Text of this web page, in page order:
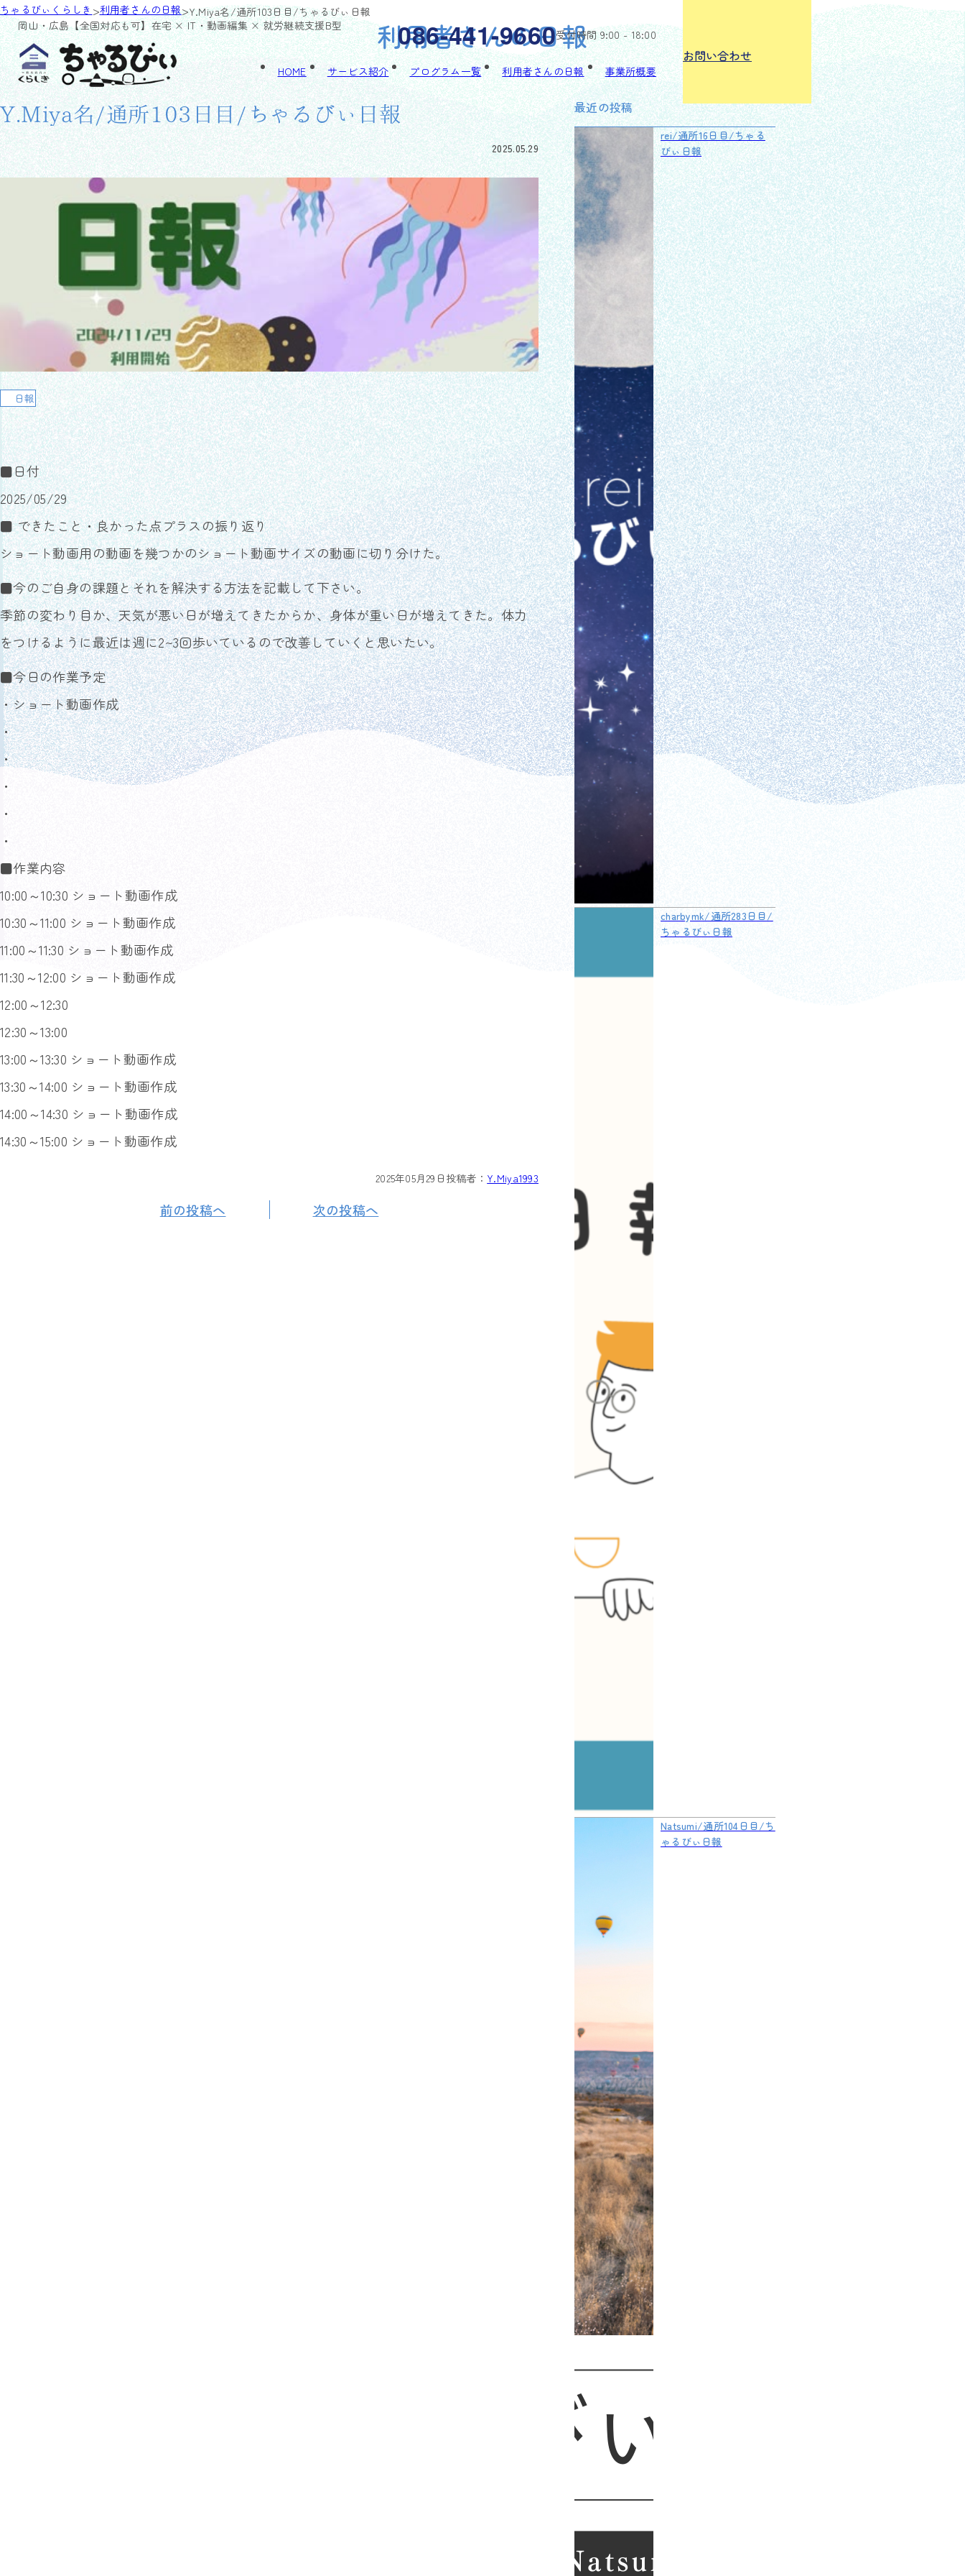
岡山・広島【全国対応も可】在宅 × IT・動画編集 × 就労継続支援B型 086-441-9660受付時間 9:00 - 18:00
HOME サービス紹介 プログラム一覧 利用者さんの日報 事業所概要
お問い合わせ
ちゃるびぃくらしき>利用者さんの日報>Y.Miya名/通所103日目/ちゃるびぃ日報
利用者さんの日報
Y.Miya名/通所103日目/ちゃるびぃ日報
2025.05.29
日報
■日付
2025/05/29
■ できたこと・良かった点プラスの振り返り
ショート動画用の動画を幾つかのショート動画サイズの動画に切り分けた。
■今のご自身の課題とそれを解決する方法を記載して下さい。
季節の変わり目か、天気が悪い日が増えてきたからか、身体が重い日が増えてきた。体力
をつけるように最近は週に2~3回歩いているので改善していくと思いたい。
■今日の作業予定
・ショート動画作成
・
・
・
・
・
■作業内容
10:00～10:30 ショート動画作成
10:30～11:00 ショート動画作成
11:00～11:30 ショート動画作成
11:30～12:00 ショート動画作成
12:00～12:30
12:30～13:00
13:00～13:30 ショート動画作成
13:30～14:00 ショート動画作成
14:00～14:30 ショート動画作成
14:30～15:00 ショート動画作成
2025年05月29日 投稿者： Y.Miya1993
前の投稿へ 次の投稿へ
最近の投稿
rei/通所16日目/ちゃる
びぃ日報
charbymk/通所283日目/
ちゃるびぃ日報
Natsumi/通所104日目/ち
ゃるびぃ日報